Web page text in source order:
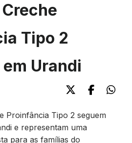
Tipo 2
Urandi
Proinfância Tipo 2 seguem
e representam uma
para as famílias do